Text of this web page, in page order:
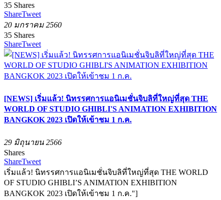
35 Shares
ShareTweet
20 มกราคม 2560
35 Shares
ShareTweet
[NEWS] เริ่มแล้ว! นิทรรศการแอนิเมชั่นจิบลิที่ใหญ่ที่สุด THE
WORLD OF STUDIO GHIBLI'S ANIMATION EXHIBITION
BANGKOK 2023 เปิดให้เข้าชม 1 ก.ค.
29 มิถุนายน 2566
Shares
ShareTweet
เริ่มแล้ว! นิทรรศการแอนิเมชั่นจิบลิที่ใหญ่ที่สุด THE WORLD
OF STUDIO GHIBLI’S ANIMATION EXHIBITION
BANGKOK 2023 เปิดให้เข้าชม 1 ก.ค."]